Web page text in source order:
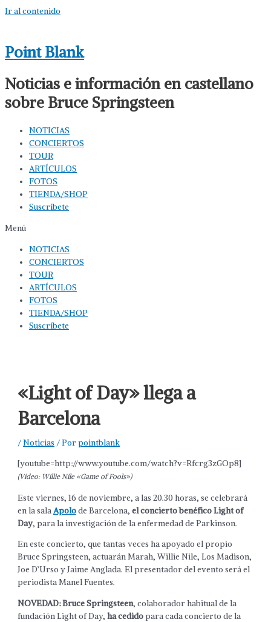
Ir al contenido
Point Blank
Noticias e información en castellano
sobre Bruce Springsteen
NOTICIAS
CONCIERTOS
TOUR
ARTÍCULOS
FOTOS
TIENDA/SHOP
Suscríbete
Menú
NOTICIAS
CONCIERTOS
TOUR
ARTÍCULOS
FOTOS
TIENDA/SHOP
Suscríbete
«Light of Day» llega a
Barcelona
/Noticias / Porpointblank
[youtube=http://www.youtube.com/watch?v=Rfcrg3zGOp8]
(Vídeo: Willie Nile «Game of Fools»)
Este viernes, 16 de noviembre, a las 20.30 horas, se celebrará
en la salaApolode Barcelona,el concierto benéfico Light of
Day, para la investigación de la enfermedad de Parkinson.
En este concierto, que tantas veces ha apoyado el propio
Bruce Springsteen, actuarán Marah, Willie Nile, Los Madison,
Joe D’Urso y Jaime Anglada. El presentador del evento será el
periodista Manel Fuentes.
NOVEDAD: Bruce Springsteen, colaborador habitual de la
fundación Light of Day,ha cedidopara cada concierto de la